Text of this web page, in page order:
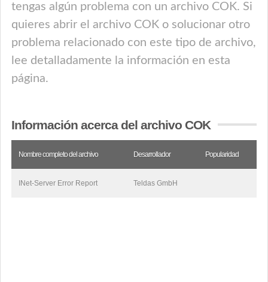
tengas algún problema con un archivo COK. Si
quieres abrir el archivo COK o solucionar otro
problema relacionado con este tipo de archivo,
lee detalladamente la información en esta
página.
Información acerca del archivo COK
Nombre completo del archivo Desarrollador Popularidad
INet-Server Error Report Teldas GmbH